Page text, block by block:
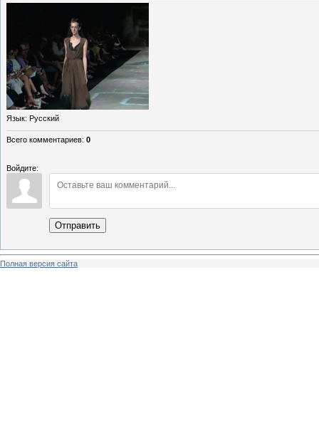
Язык: Русский
Всего комментариев: 0
Войдите:
Отправить
Полная версия сайта